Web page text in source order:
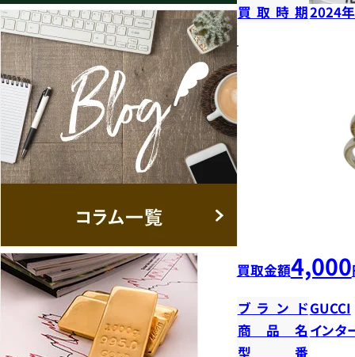
買取時期2024
買取金額4,000
ブランドGUCCI
商品名 インタ
型番